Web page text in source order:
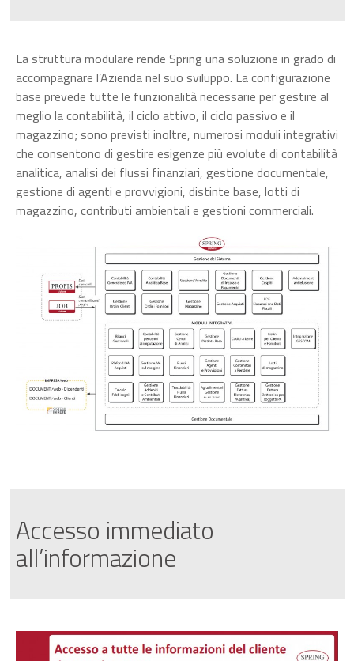
La struttura modulare rende Spring una soluzione in grado di
accompagnare l’Azienda nel suo sviluppo. La configurazione
base prevede tutte le funzionalità necessarie per gestire al
meglio la contabilità, il ciclo attivo, il ciclo passivo e il
magazzino; sono previsti inoltre, numerosi moduli integrativi
che consentono di gestire esigenze più evolute di contabilità
analitica, analisi dei flussi finanziari, gestione documentale,
gestione di agenti e provvigioni, distinte base, lotti di
magazzino, contributi ambientali e gestioni commerciali.
Accesso immediato
all’informazione